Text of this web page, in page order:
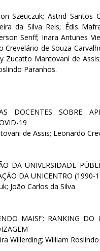
Szeuczuk; Astrid Santos
da Silva Reis; Édis
Senff; Inara Antunes
Crevelário de Souza
Zucatto Mantovani de
Paranhos.
DOCENTES SOBRE
19
de Assis; Leonardo
DA UNIVERSIDADE
DA UNICENTRO (1990-
João Carlos da Silva
MAIS!”: RANKING
Willerding; William